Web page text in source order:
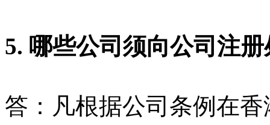
5. 哪些公司须向公司注
答：凡根据公司条例在